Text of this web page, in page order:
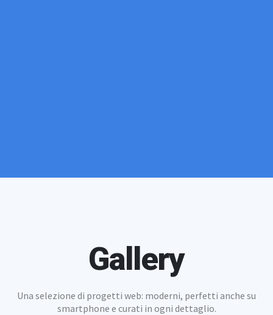
Gallery
Una selezione di progetti web: moderni, perfetti anche su
smartphone e curati in ogni dettaglio.